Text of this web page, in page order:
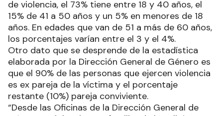
de violencia, el 73% tiene entre 18 y 40 años, el
15% de 41 a 50 años y un 5% en menores de 18
años. En edades que van de 51 a más de 60 años,
los porcentajes varían entre el 3 y el 4%.
Otro dato que se desprende de la estadística
elaborada por la Dirección General de Género es
que el 90% de las personas que ejercen violencia
es ex pareja de la víctima y el porcentaje
restante (10%) pareja conviviente.
“Desde las Oficinas de la Dirección General de